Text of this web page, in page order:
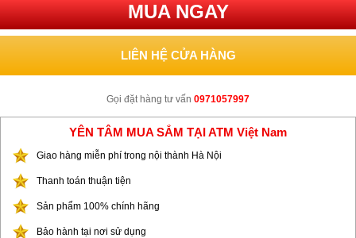
MUA NGAY
LIÊN HỆ CỬA HÀNG
Gọi đặt hàng tư vấn 0971057997
YÊN TÂM MUA SẮM TẠI ATM Việt Nam
Giao hàng miễn phí trong nội thành Hà Nội
Thanh toán thuận tiện
Sản phẩm 100% chính hãng
Bảo hành tại nơi sử dụng